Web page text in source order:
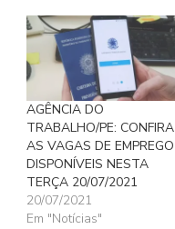
AGÊNCIA DO
TRABALHO/PE: CONFIRA
AS VAGAS DE EMPREGO
DISPONÍVEIS NESTA
TERÇA 20/07/2021
20/07/2021
Em "Notícias"